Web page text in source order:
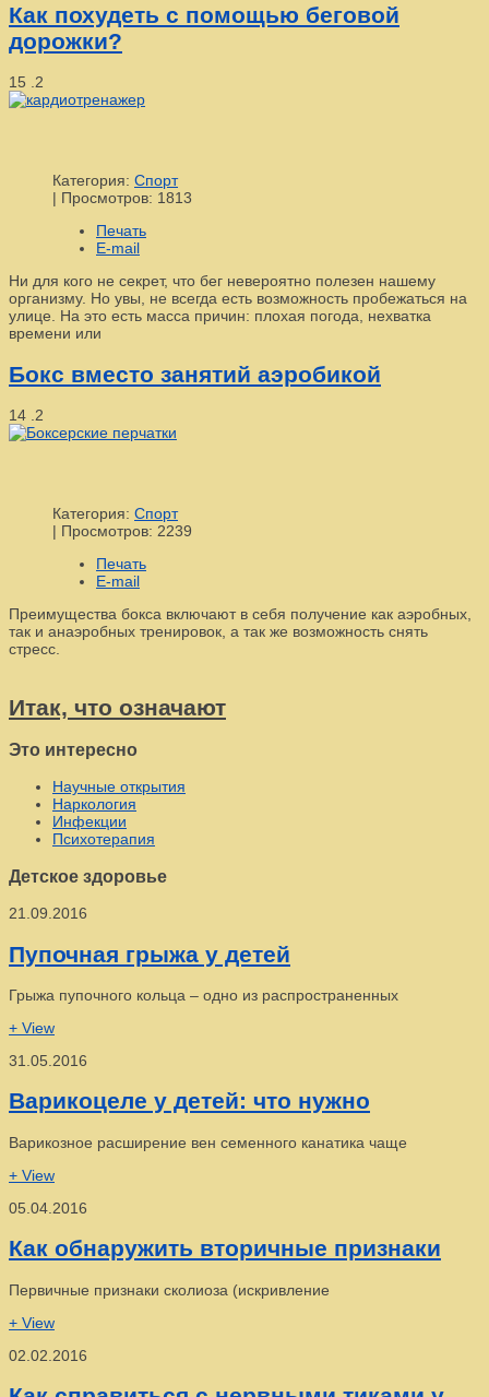
Как похудеть с помощью беговой
дорожки?
15 .2
Категория: Спорт
| Просмотров: 1813
Печать
E-mail
Ни для кого не секрет, что бег невероятно полезен нашему
организму. Но увы, не всегда есть возможность пробежаться на
улице. На это есть масса причин: плохая погода, нехватка
времени или
Бокс вместо занятий аэробикой
14 .2
Категория: Спорт
| Просмотров: 2239
Печать
E-mail
Преимущества бокса включают в себя получение как аэробных,
так и анаэробных тренировок, а так же возможность снять
стресс.
Итак, что означают
Это интересно
Научные открытия
Наркология
Инфекции
Психотерапия
Детское здоровье
21.09.2016
Пупочная грыжа у детей
Грыжа пупочного кольца – одно из распространенных
+ View
31.05.2016
Варикоцеле у детей: что нужно
Варикозное расширение вен семенного канатика чаще
+ View
05.04.2016
Как обнаружить вторичные признаки
Первичные признаки сколиоза (искривление
+ View
02.02.2016